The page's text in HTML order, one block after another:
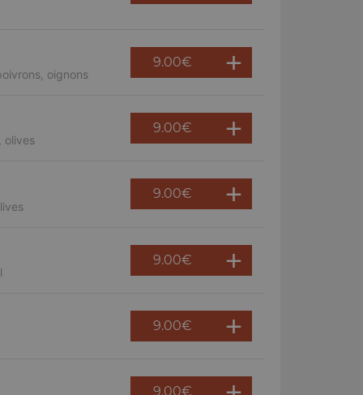
oignons
9.00€
olives
9.00€
9.00€
9.00€
9.00€
9.00€